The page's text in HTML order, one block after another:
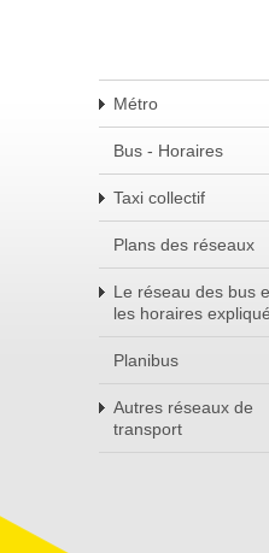
Métro
Bus - Horaires
Taxi collectif
Plans des réseaux
Le réseau des bus
les horaires
Planibus
Autres réseaux de
transport